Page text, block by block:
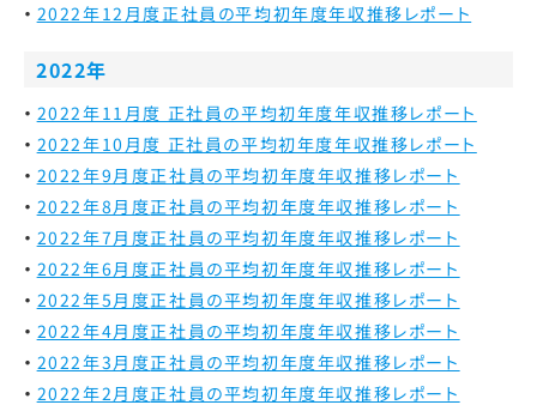
2022年12月度正社員の平均初年度年収推移レポート
2022年
2022年11月度 正社員の平均初年度年収推移レポート
2022年10月度 正社員の平均初年度年収推移レポート
2022年9月度正社員の平均初年度年収推移レポート
2022年8月度正社員の平均初年度年収推移レポート
2022年7月度正社員の平均初年度年収推移レポート
2022年6月度正社員の平均初年度年収推移レポート
2022年5月度正社員の平均初年度年収推移レポート
2022年4月度正社員の平均初年度年収推移レポート
2022年3月度正社員の平均初年度年収推移レポート
2022年2月度正社員の平均初年度年収推移レポート